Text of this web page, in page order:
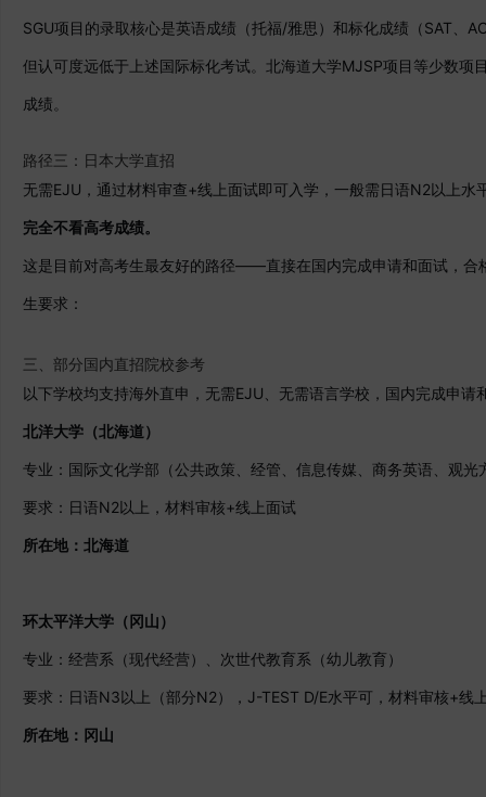
SGU项目的录取核心是英语成绩（托福/雅思）和标化成绩（SAT、
但认可度远低于上述国际标化考试。北海道大学MJSP项目等少数项
成绩。
路径三：日本大学直招
无需EJU，通过材料审查+线上面试即可入学，一般需日语N2以上水
完全不看高考成绩。
这是目前对高考生最友好的路径——直接在国内完成申请和面试，合
生要求：
三、部分国内直招院校参考
以下学校均支持海外直申，无需EJU、无需语言学校，国内完成申请
北洋大学（北海道）
专业：国际文化学部（公共政策、经管、信息传媒、商务英语、观光
要求：日语N2以上，材料审核+线上面试
所在地：北海道
环太平洋大学（冈山）
专业：经营系（现代经营）、次世代教育系（幼儿教育）
要求：日语N3以上（部分N2），J-TEST D/E水平可，材料审核+线
所在地：冈山